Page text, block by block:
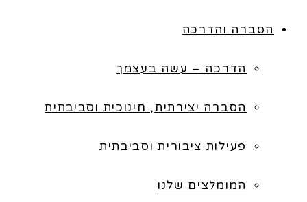
הסברה והדרכה
הדרכה – עשה בעצמך
הסברה יצירתית, חינוכית וסביבתית
פעילות ציבורית וסביבתית
המומלצים שלנו